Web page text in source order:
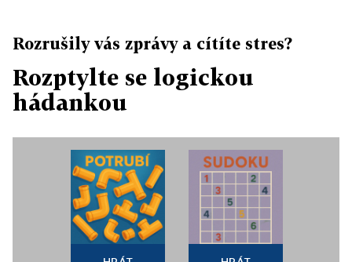
Rozrušily vás zprávy a cítíte stres?
Rozptylte se logickou
hádankou